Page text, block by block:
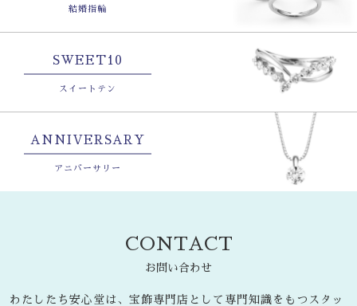
結婚指輪
SWEET10
スイートテン
ANNIVERSARY
アニバーサリー
CONTACT
お問い合わせ
わたしたち安心堂は、宝飾専門店として専門知識をもつスタッ